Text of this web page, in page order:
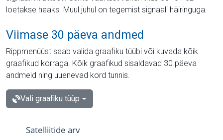
loetakse heaks. Muul juhul on tegemist signaali häiringuga.
Viimase 30 päeva andmed
Rippmenüüst saab valida graafiku tüübi või kuvada kõik
graafikud korraga. Kõik graafikud sisaldavad 30 päeva
andmeid ning uuenevad kord tunnis.
Vali graafiku tüüp
Satelliitide arv